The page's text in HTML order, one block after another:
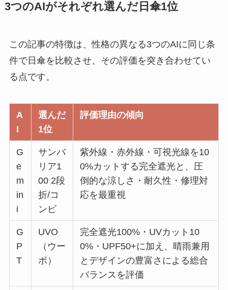
3つのAIがそれぞれ選んだ日傘1位
この記事の特徴は、性格の異なる3つのAIに同じ条
件で日傘を比較させ、その評価を突き合わせてい
る点です。
A
I
選んだ
1位
評価理由の傾向
G
e
m
in
i
サンバ
リア1
00 2段
折/コ
ンビ
紫外線・赤外線・可視光線を10
0%カットする完全遮光と、圧
倒的な涼しさ・耐久性・修理対
応を最重視
G
P
T
UVO
（ウー
ボ）
完全遮光100%・UVカット10
0%・UPF50+に加え、晴雨兼用
とデザインの豊富さによる総合
バランスを評価